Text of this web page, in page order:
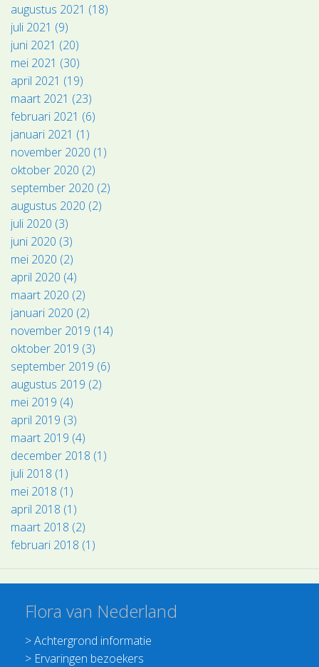
augustus 2021 (18)
juli 2021 (9)
juni 2021 (20)
mei 2021 (30)
april 2021 (19)
maart 2021 (23)
februari 2021 (6)
januari 2021 (1)
november 2020 (1)
oktober 2020 (2)
september 2020 (2)
augustus 2020 (2)
juli 2020 (3)
juni 2020 (3)
mei 2020 (2)
april 2020 (4)
maart 2020 (2)
januari 2020 (2)
november 2019 (14)
oktober 2019 (3)
september 2019 (6)
augustus 2019 (2)
mei 2019 (4)
april 2019 (3)
maart 2019 (4)
december 2018 (1)
juli 2018 (1)
mei 2018 (1)
april 2018 (1)
maart 2018 (2)
februari 2018 (1)
Flora van Nederland
>Achtergrond informatie
> Ervaringen bezoekers